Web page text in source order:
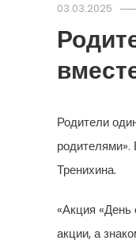
03.03.2025
Родители
Тренихина.
«Акция «День
акции, а